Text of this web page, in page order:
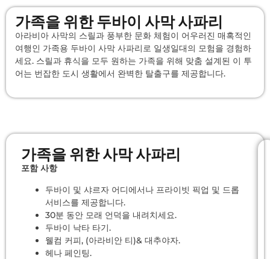
가족을 위한 두바이 사막 사파리
아라비아 사막의 스릴과 풍부한 문화 체험이 어우러진 매혹적인
여행인 가족용 두바이 사막 사파리로 일생일대의 모험을 경험하
세요. 스릴과 휴식을 모두 원하는 가족을 위해 맞춤 설계된 이 투
어는 번잡한 도시 생활에서 완벽한 탈출구를 제공합니다.
가족을 위한 사막 사파리
포함 사항
두바이 및 샤르자 어디에서나 프라이빗 픽업 및 드롭
서비스를 제공합니다.
30분 동안 모래 언덕을 내려치세요.
두바이 낙타 타기.
웰컴 커피, (아라비안 티)& 대추야자.
헤나 페인팅.